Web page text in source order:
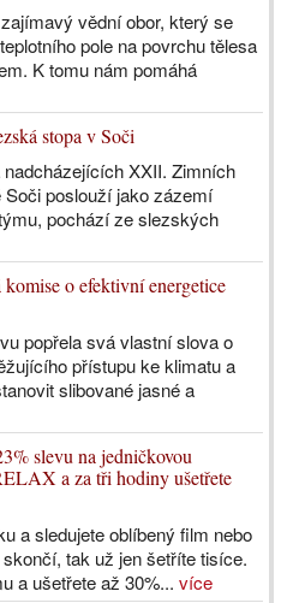
vědní obor, který se
pole na povrchu tělesa
K tomu nám pomáhá
stopa v Soči
XXII. Zimních
poslouží jako zázemí
pochází ze slezských
o efektivní energetice
popřela svá vlastní slova o
přístupu ke klimatu a
slibované jasné a
slevu na jedničkovou
a za tři hodiny ušetřete
a sledujete oblíbený film nebo
tak už jen šetříte tisíce.
a ušetřete až 30%... více